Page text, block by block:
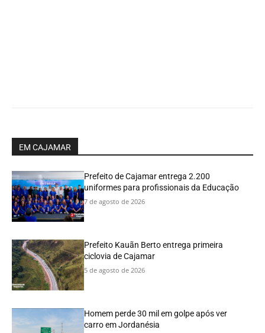
EM CAJAMAR
Prefeito de Cajamar entrega 2.200
uniformes para profissionais da Educação
7 de agosto de 2026
Prefeito Kauãn Berto entrega primeira
ciclovia de Cajamar
5 de agosto de 2026
Homem perde 30 mil em golpe após ver
carro em Jordanésia